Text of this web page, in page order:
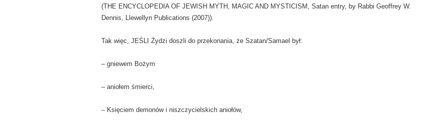
(THE ENCYCLOPEDIA OF JEWISH MYTH, MAGIC AND MYSTICISM, Satan entry, by Rabbi Geoffrey W.
Dennis, Llewellyn Publications (2007)).
Tak więc, JEŚLI Żydzi doszli do przekonania, że Szatan/Samael był:
– gniewem Bożym
– aniołem śmierci,
– Księciem demonów i niszczycielskich aniołów,